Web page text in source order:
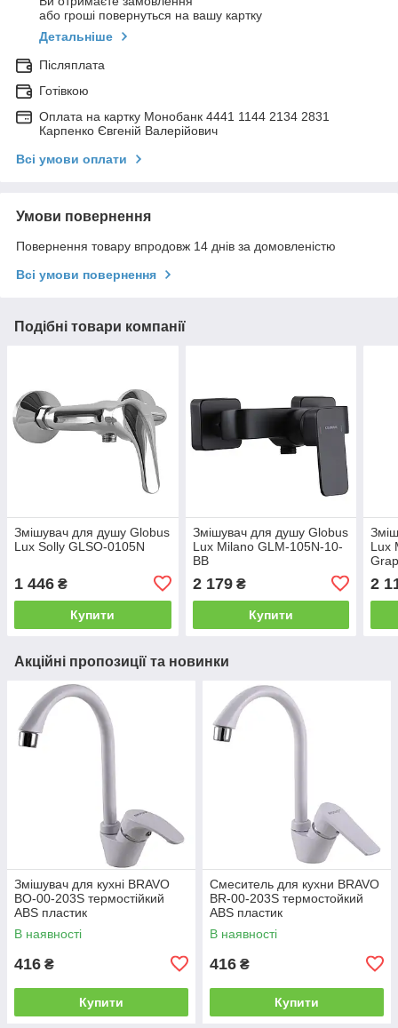
або гроші повернуться на вашу картку
Детальніше
Післяплата
Готівкою
Оплата на картку Монобанк 4441 1144 2134 2831
Карпенко Євгеній Валерійович
Всі умови оплати
Умови повернення
Повернення товару впродовж 14 днів за домовленістю
Всі умови повернення
Подібні товари компанії
Змішувач для душу Globus
Lux Solly GLSO-0105N
1 446 ₴
Купити
Змішувач для душу Globus
Lux Milano GLM-105N-10-
BB
2 179₴
Купити
Lux
2
Акційні пропозиції та новинки
Змішувач для кухні BRAVO
BO-00-203S термостійкий
ABS пластик
В наявності
416 ₴
Купити
Смеситель для кухни BRAVO
BR-00-203S термостойкий
ABS пластик
В наявності
416 ₴
Купити